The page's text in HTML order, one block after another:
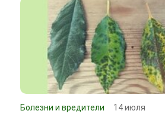
Болезни и вредители 14 июля